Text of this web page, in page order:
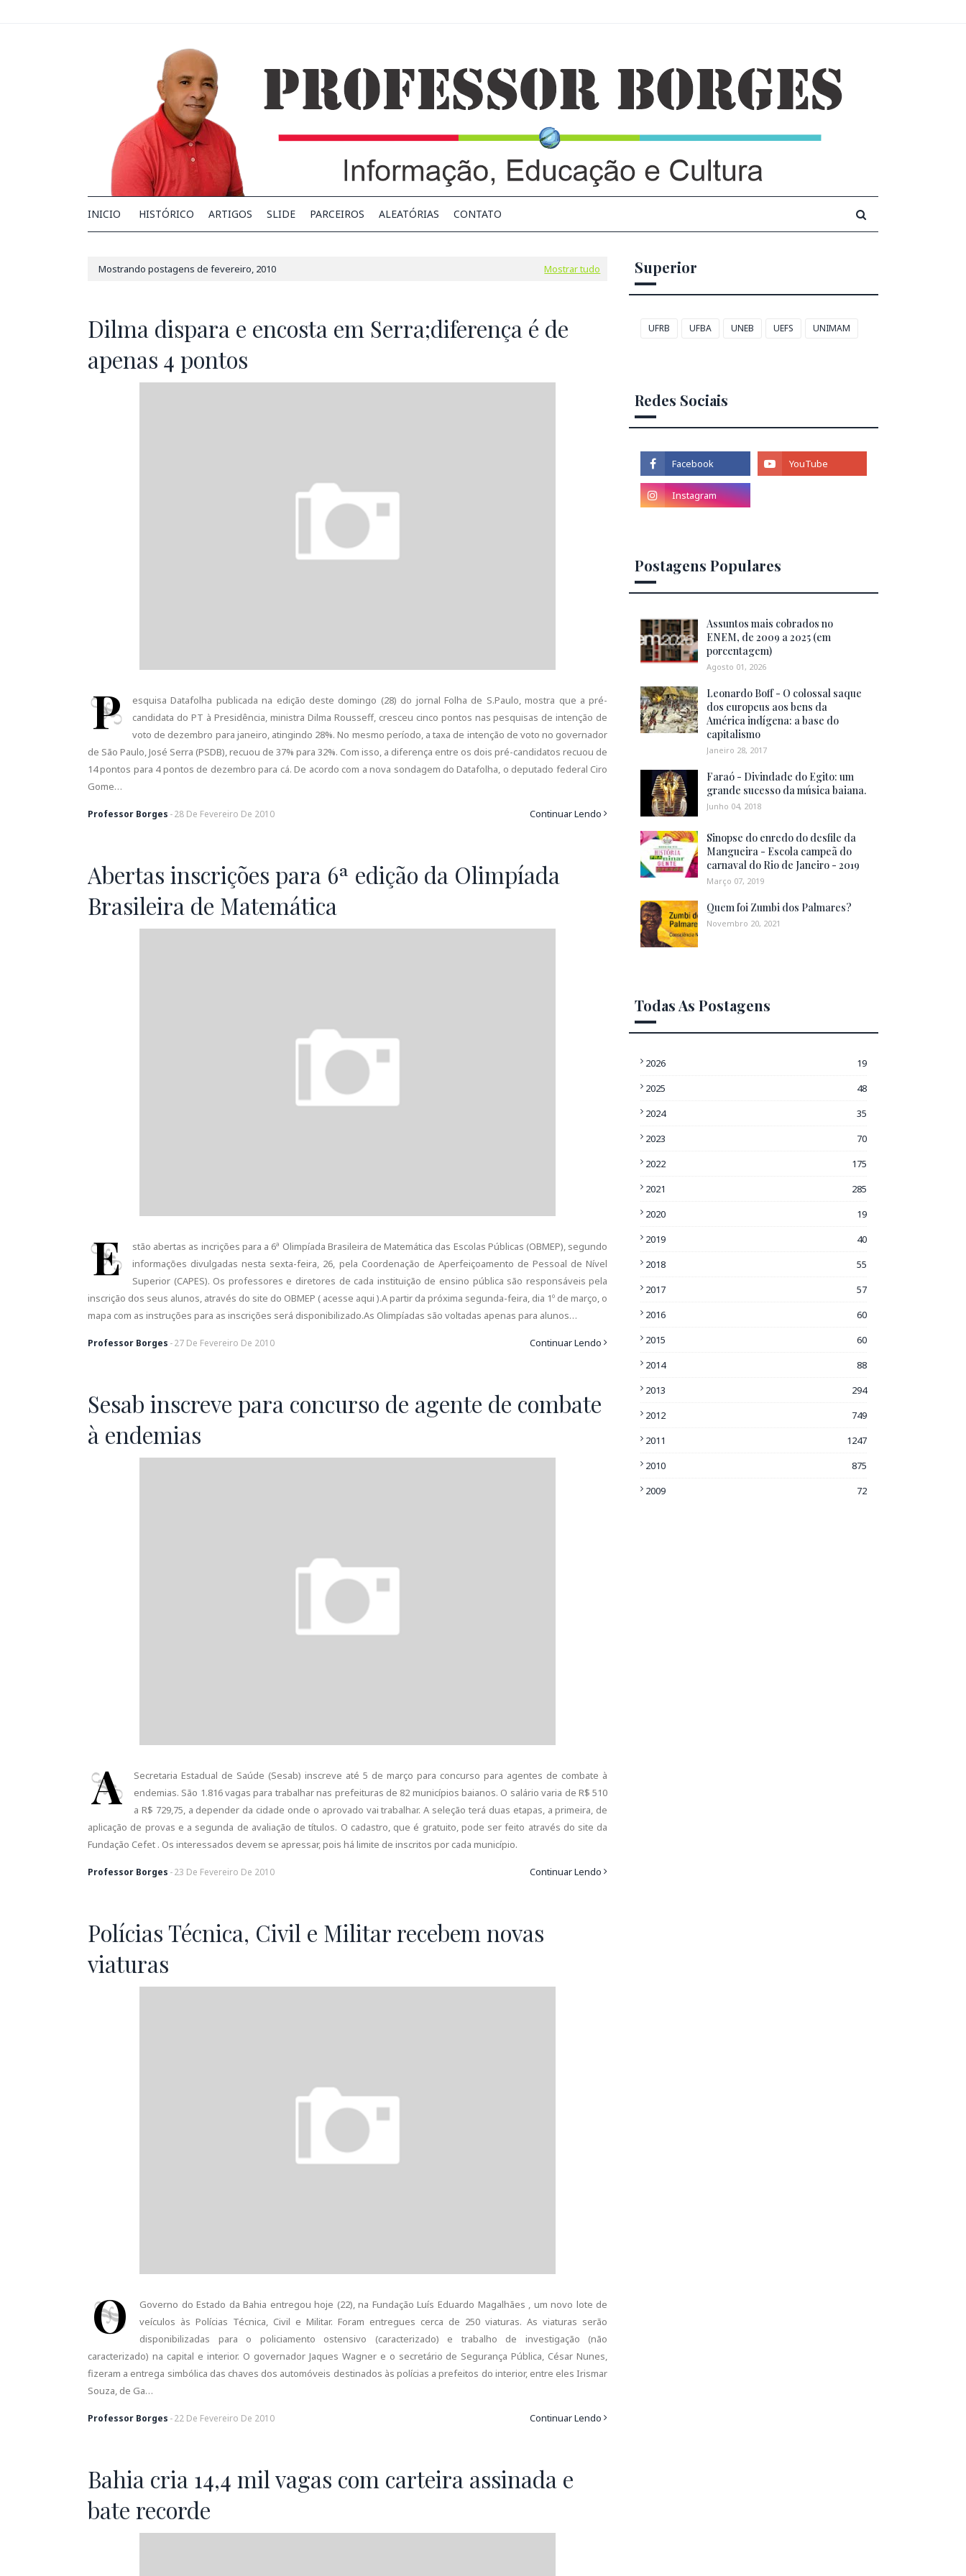
INICIO HISTÓRICO ARTIGOS SLIDE PARCEIROS ALEATÓRIAS CONTATO
Mostrando postagens de fevereiro, 2010 Mostrar tudo
Dilma dispara e encosta em Serra;diferença é de
apenas 4 pontos
P
esquisa Datafolha publicada na edição deste domingo (28) do jornal Folha de S.Paulo, mostra que a pré-
candidata do PT à Presidência, ministra Dilma Rousseff, cresceu cinco pontos nas pesquisas de intenção de
voto de dezembro para janeiro, atingindo 28%. No mesmo período, a taxa de intenção de voto no governador
de São Paulo, José Serra (PSDB), recuou de 37% para 32%. Com isso, a diferença entre os dois pré-candidatos recuou de
14 pontos para 4 pontos de dezembro para cá. De acordo com a nova sondagem do Datafolha, o deputado federal Ciro
Gome…
Professor Borges -28 De Fevereiro De 2010 Continuar Lendo
Abertas inscrições para 6ª edição da Olimpíada
Brasileira de Matemática
E
stão abertas as incrições para a 6ª Olimpíada Brasileira de Matemática das Escolas Públicas (OBMEP), segundo
informações divulgadas nesta sexta-feira, 26, pela Coordenação de Aperfeiçoamento de Pessoal de Nível
Superior (CAPES). Os professores e diretores de cada instituição de ensino pública são responsáveis pela
inscrição dos seus alunos, através do site do OBMEP ( acesse aqui ).A partir da próxima segunda-feira, dia 1º de março, o
mapa com as instruções para as inscrições será disponibilizado.As Olimpíadas são voltadas apenas para alunos…
Professor Borges -27 De Fevereiro De 2010 Continuar Lendo
Sesab inscreve para concurso de agente de combate
à endemias
A
Secretaria Estadual de Saúde (Sesab) inscreve até 5 de março para concurso para agentes de combate à
endemias. São 1.816 vagas para trabalhar nas prefeituras de 82 municípios baianos. O salário varia de R$ 510
a R$ 729,75, a depender da cidade onde o aprovado vai trabalhar. A seleção terá duas etapas, a primeira, de
aplicação de provas e a segunda de avaliação de títulos. O cadastro, que é gratuito, pode ser feito através do site da
Fundação Cefet . Os interessados devem se apressar, pois há limite de inscritos por cada município.
Professor Borges -23 De Fevereiro De 2010 Continuar Lendo
Polícias Técnica, Civil e Militar recebem novas
viaturas
O
Governo do Estado da Bahia entregou hoje (22), na Fundação Luís Eduardo Magalhães , um novo lote de
veículos às Polícias Técnica, Civil e Militar. Foram entregues cerca de 250 viaturas. As viaturas serão
disponibilizadas para o policiamento ostensivo (caracterizado) e trabalho de investigação (não
caracterizado) na capital e interior. O governador Jaques Wagner e o secretário de Segurança Pública, César Nunes,
fizeram a entrega simbólica das chaves dos automóveis destinados às polícias a prefeitos do interior, entre eles Irismar
Souza, de Ga…
Professor Borges -22 De Fevereiro De 2010 Continuar Lendo
Bahia cria 14,4 mil vagas com carteira assinada e
bate recorde
Superior
UFRB UFBA UNEB UEFS UNIMAM
Redes Sociais
Postagens Populares
Assuntos mais cobrados no
ENEM, de 2009 a 2025 (em
porcentagem)
Agosto 01, 2026
Leonardo Boff - O colossal saque
dos europeus aos bens da
América indígena: a base do
capitalismo
Janeiro 28, 2017
Faraó - Divindade do Egito: um
grande sucesso da música baiana.
Junho 04, 2018
Sinopse do enredo do desfile da
Mangueira - Escola campeã do
carnaval do Rio de Janeiro - 2019
Março 07, 2019
Quem foi Zumbi dos Palmares?
Novembro 20, 2021
Todas As Postagens
2026
19
2025
48
2024
35
2023
70
2022
175
2021
285
2020
19
2019
40
2018
55
2017
57
2016
60
2015
60
2014
88
2013
294
2012
749
2011
1247
2010
875
2009
72